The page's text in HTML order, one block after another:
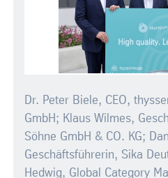
Dr. Peter Biele, CEO,
GmbH; Klaus Wilmes,
Söhne GmbH & CO. KG;
Geschäftsführerin, Sika
Hedwig, Global Category